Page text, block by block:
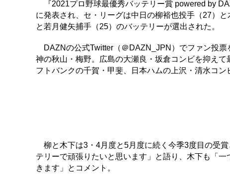
『2021プロ野球最優秀バッテリー賞 powered by
に発表され、セ・リーグは中日の柳裕也投手（27）
と若月健矢捕手（25）のバッテリーが選出された。
DAZNの公式Twitter（＠DAZN_JPN）でファン投票
神の秋山・梅野。広島の大瀬良・坂倉コンビを抑え
フトバンクの千賀・甲斐、日本ハムの上沢・清水コン
柳と木下は3・4月度と5月度に続く今季3度目の受
テリーで頑張りたいと思います」と語り、木下も「
きます」とコメント。